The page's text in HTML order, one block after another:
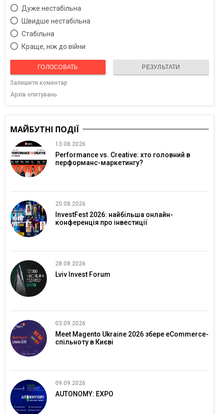
Дуже нестабільна
Швидше нестабільна
Cтабільна
Краще, ніж до війни
ГОЛОСОВАТЬ РЕЗУЛЬТАТИ
Залишити коментар
Архів опитувань
МАЙБУТНІ ПОДІЇ
13.08.2026
Performance vs. Creative: хто головний в
перформанс-маркетингу?
20.08.2026
InvestFest 2026: найбільша онлайн-
конференція про інвестиції
28.08.2026
Lviv Invest Forum
03.09.2026
Meet Magento Ukraine 2026 збере eCommerce-
спільноту в Києві
09.09.2026
AUTONOMY: EXPO